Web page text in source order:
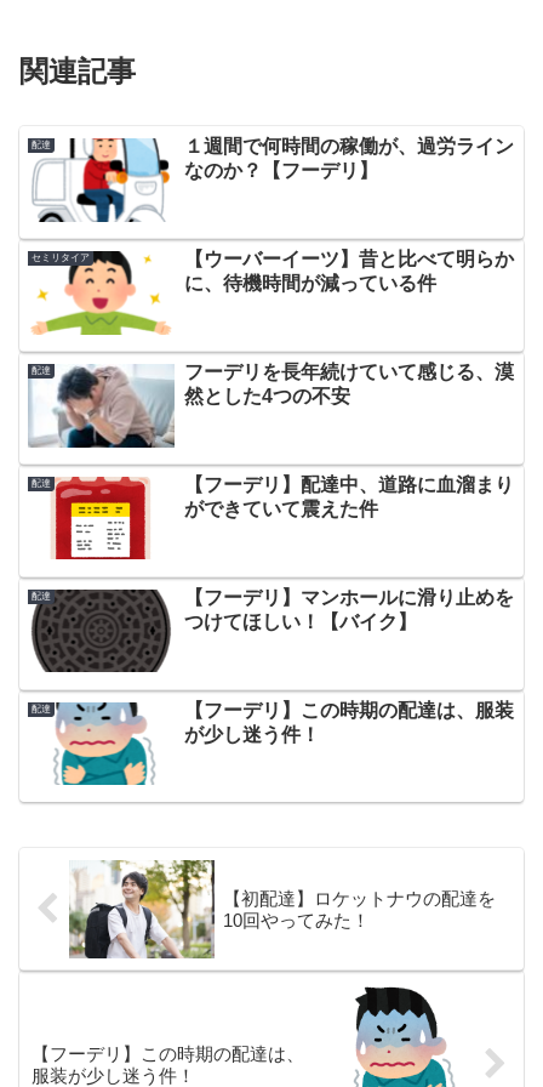
関連記事
配達
１週間で何時間の稼働が、過労ライン
なのか？【フーデリ】
セミリタイア
【ウーバーイーツ】昔と比べて明らか
に、待機時間が減っている件
配達
フーデリを長年続けていて感じる、漠
然とした4つの不安
配達
【フーデリ】配達中、道路に血溜まり
ができていて震えた件
配達
【フーデリ】マンホールに滑り止めを
つけてほしい！【バイク】
配達
【フーデリ】この時期の配達は、服装
が少し迷う件！
【初配達】ロケットナウの配達を
10回やってみた！
【フーデリ】この時期の配達は、
服装が少し迷う件！